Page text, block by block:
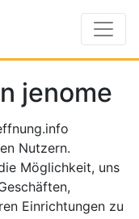
jenome
Nutzern.
Möglichkeit, uns
Einrichtungen zu